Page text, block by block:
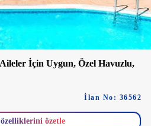
İçin Uygun, Özel Havuzlu,
İlan No: 36562
özetle